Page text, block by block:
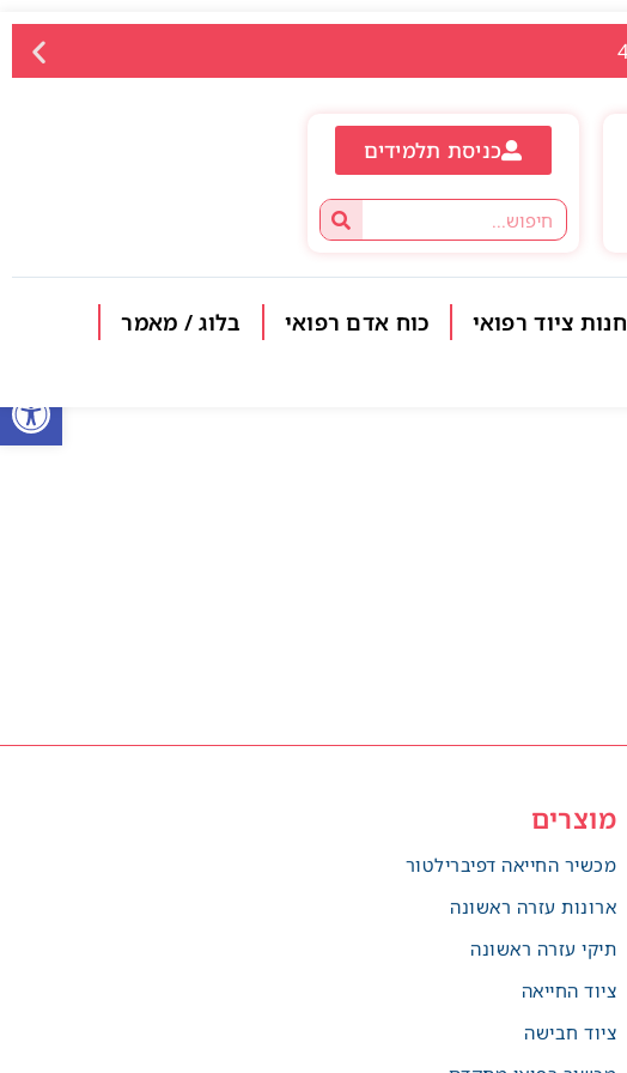
כניסת תלמידים
חנות ציוד רפואי כוח אדם רפואי
בלוג / מאמר
מוצרים
מכשיר החייאה דפיברילטור
ארונות עזרה ראשונה
תיקי עזרה ראשונה
ציוד החייאה
ציוד חבישה
פתח